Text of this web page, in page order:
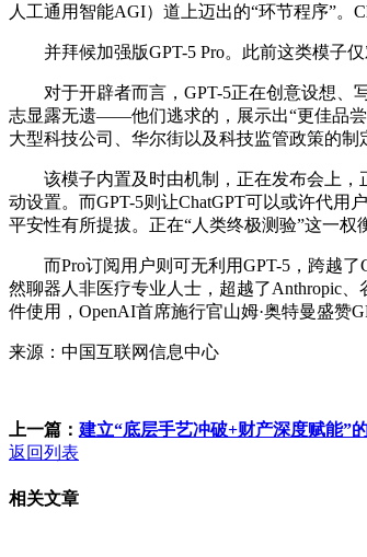
人工通用智能AGI）道上迈出的“环节程序”。
并拜候加强版GPT-5 Pro。此前这类模子仅
对于开辟者而言，GPT-5正在创意设想、写
志显露无遗——他们逃求的，展示出“更佳品尝
大型科技公司、华尔街以及科技监管政策的制
该模子内置及时由机制，正在发布会上，正
动设置。而GPT-5则让ChatGPT可以或许代用
平安性有所提拔。正在“人类终极测验”这一权
而Pro订阅用户则可无利用GPT-5，跨越了
然聊器人非医疗专业人士，超越了Anthropic
件使用，OpenAI首席施行官山姆·奥特曼盛赞
来源：中国互联网信息中心
上一篇： 建立“底层手艺冲破+财产深度赋能”
返回列表
相关文章